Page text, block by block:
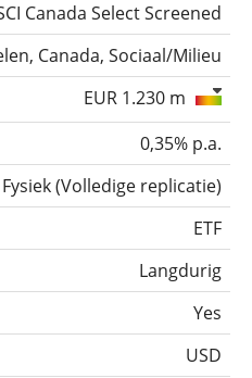
Canada Select Screened
Canada, Sociaal/Milieu
EUR 1.230 m
0,35% p.a.
Fysiek(Volledige replicatie)
ETF
Langdurig
Yes
USD